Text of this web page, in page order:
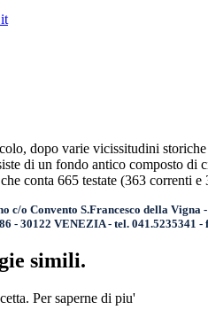
dopo varie vicissitudini
di un fondo antico composto
conta 665 testate (363 correnti e
o Convento S.Francesco della
- 30122 VENEZIA - tel. 041.5235341 -
simili.
Per saperne di piu'